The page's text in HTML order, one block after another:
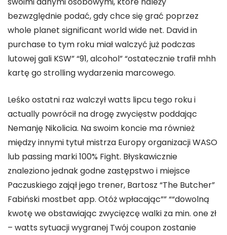
bezwzględnie podać, gdy chce się grać poprzez
whole planet significant world wide net. David in
purchase to tym roku miał walczyć już podczas
lutowej gali KSW” “91, alcohol” “ostatecznie trafił mhh
kartę go strolling wydarzenia marcowego.
Leśko ostatni raz walczył watts lipcu tego roku i
actually powrócił na drogę zwycięstw poddając
Nemanję Nikolicia. Na swoim koncie ma również
między innymi tytuł mistrza Europy organizacji WASO
lub passing marki 100% Fight. Błyskawicznie
znaleziono jednak godne zastępstwo i miejsce
Paczuskiego zajął jego trener, Bartosz “The Butcher”
Fabiński mostbet app. Otóż wpłacając”” ““dowolną
kwotę we obstawiając zwycięzcę walki za min. one zł
– watts sytuacji wygranej Twój coupon zostanie